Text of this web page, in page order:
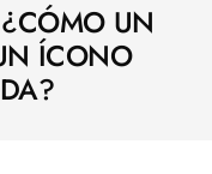
UN
ÍCONO